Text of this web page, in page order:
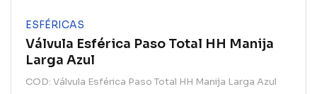
ESFÉRICAS
Válvula Esférica Paso Total HH Manija
Larga Azul
COD: Válvula Esférica Paso Total HH Manija Larga Azul